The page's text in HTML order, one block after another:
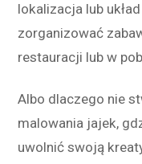
lokalizacja lub
zorganizować
restauracji lub w
Albo dlaczego nie
malowania jajek,
uwolnić swoją